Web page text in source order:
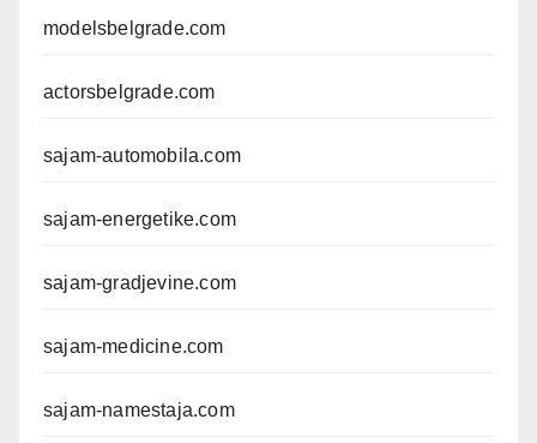
modelsbelgrade.com
actorsbelgrade.com
sajam-automobila.com
sajam-energetike.com
sajam-gradjevine.com
sajam-medicine.com
sajam-namestaja.com